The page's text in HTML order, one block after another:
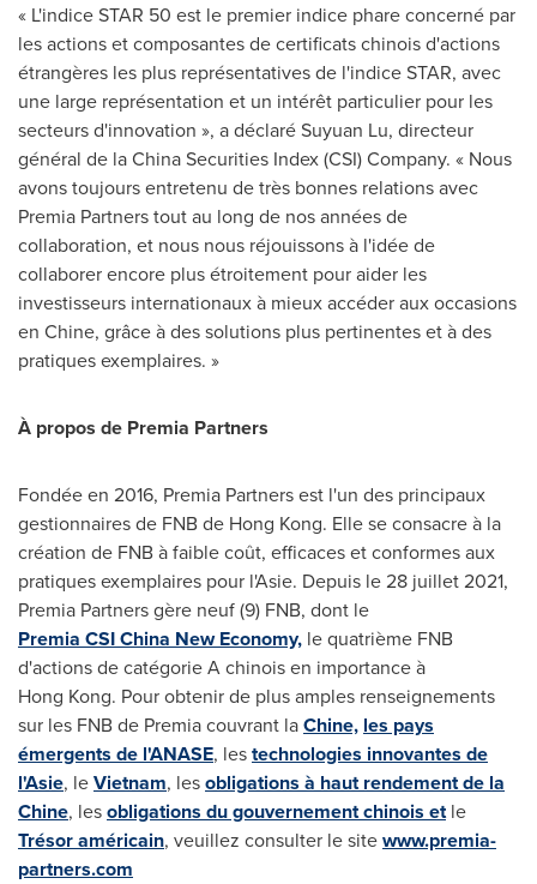
« L'indice STAR 50 est le premier indice phare concerné par
les actions et composantes de certificats chinois d'actions
étrangères les plus représentatives de l'indice STAR, avec
une large représentation et un intérêt particulier pour les
secteurs d'innovation », a déclaré Suyuan Lu, directeur
général de la China Securities Index (CSI) Company. « Nous
avons toujours entretenu de très bonnes relations avec
Premia Partners tout au long de nos années de
collaboration, et nous nous réjouissons à l'idée de
collaborer encore plus étroitement pour aider les
investisseurs internationaux à mieux accéder aux occasions
en Chine, grâce à des solutions plus pertinentes et à des
pratiques exemplaires. »
À propos de Premia Partners
Fondée en 2016, Premia Partners est l'un des principaux
gestionnaires de FNB de Hong Kong. Elle se consacre à la
création de FNB à faible coût, efficaces et conformes aux
pratiques exemplaires pour l'Asie. Depuis le 28 juillet 2021,
Premia Partners gère neuf (9) FNB, dont le
Premia CSI China New Economy, le quatrième FNB
d'actions de catégorie A chinois en importance à
Hong Kong. Pour obtenir de plus amples renseignements
sur les FNB de Premia couvrant laChine, les pays
émergents de l'ANASE, lestechnologies innovantes de
l'Asie, leVietnam, lesobligations à haut rendement de la
Chine, lesobligations du gouvernement chinois etle
Trésor américain, veuillez consulter le sitewww.premia-
partners.com